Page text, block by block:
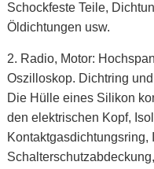
Schockfeste Teile,
Öldichtungen usw.
2. Radio, Motor:
Oszilloskop. Dichtring
Die Hülle eines Silikon
den elektrischen Kopf,
Kontaktgasdichtungsring,